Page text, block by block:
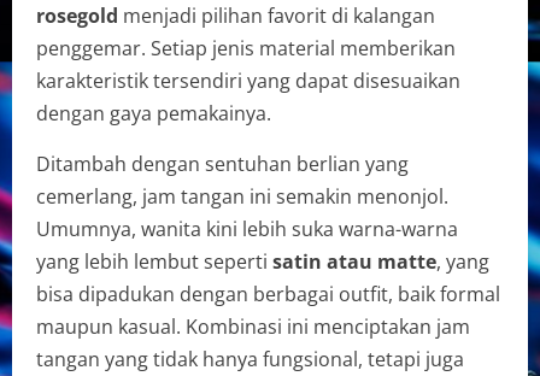
rosegold menjadi pilihan favorit di kalangan
penggemar. Setiap jenis material memberikan
karakteristik tersendiri yang dapat disesuaikan
dengan gaya pemakainya.
Ditambah dengan sentuhan berlian yang
cemerlang, jam tangan ini semakin menonjol.
Umumnya, wanita kini lebih suka warna-warna
yang lebih lembut seperti satin atau matte, yang
bisa dipadukan dengan berbagai outfit, baik formal
maupun kasual. Kombinasi ini menciptakan jam
tangan yang tidak hanya fungsional, tetapi juga